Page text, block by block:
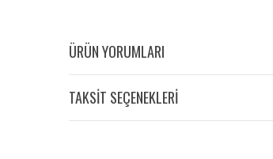
ÜRÜN YORUMLARI
TAKSİT SEÇENEKLERİ